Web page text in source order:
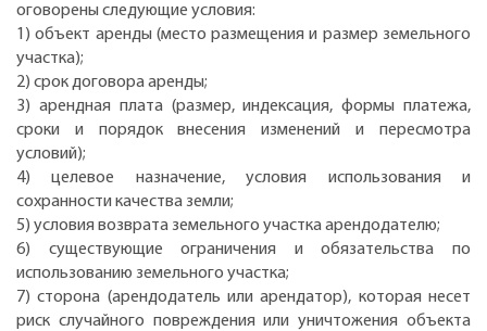
оговорены следующие условия:
1) объект аренды (место размещения и размер земельного
участка);
2) срок договора аренды;
3) арендная плата (размер, индексация, формы платежа,
сроки и порядок внесения изменений и пересмотра
условий);
4) целевое назначение, условия использования и
сохранности качества земли;
5) условия возврата земельного участка арендодателю;
6) существующие ограничения и обязательства по
использованию земельного участка;
7) сторона (арендодатель или арендатор), которая несет
риск случайного повреждения или уничтожения объекта